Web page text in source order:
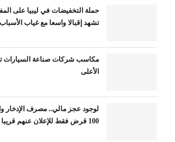
حملة التخفيضات في ليبيا على
تشهد إقبالا واسعا مع غياب الأسباب
مكاسب شركات صناعة السيارات
الأعلى
لوجود عجز مالي.. مصرف الإدخار
100 قرض فقط للإعلان عنهم قريبا